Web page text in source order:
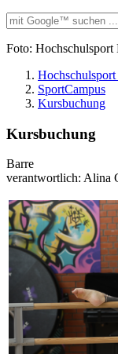
Foto: Hochschulsport
SportCampus
Kursbuchung
Kursbuchung
Barre
verantwortlich: Alina